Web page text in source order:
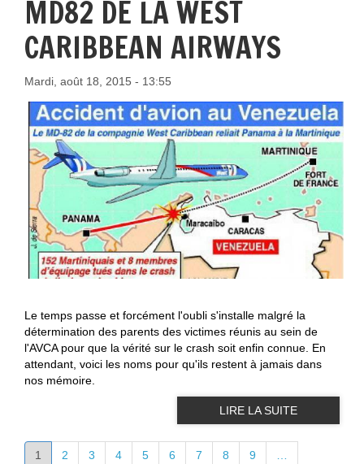
MD82 DE LA WEST
CARIBBEAN AIRWAYS
Mardi, août 18, 2015 - 13:55
Le temps passe et forcément l'oubli s'installe malgré la
détermination des parents des victimes réunis au sein de
l'AVCA pour que la vérité sur le crash soit enfin connue. En
attendant, voici les noms pour qu'ils restent à jamais dans
nos mémoire.
LIRE LA SUITE
PAGES
1 2 3 4 5 6 7 8 9